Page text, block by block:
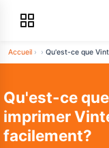
Accueil › › Qu'est-ce que
d'expédition
Qu'est-ce
imprimer
facilement?